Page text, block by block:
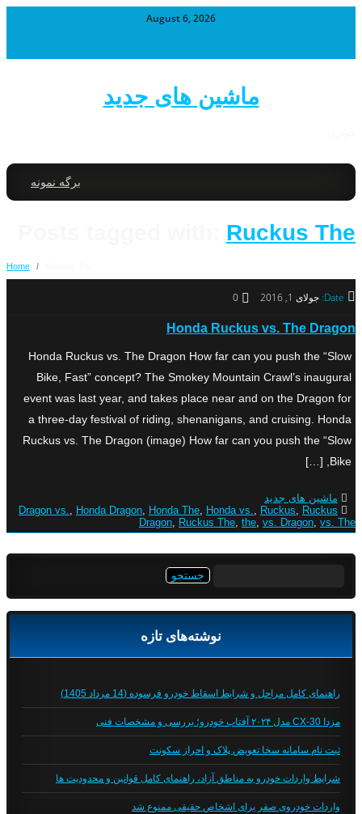
August 6, 2026
ماشین های جدید
برگه نمونه
Ruckus The
Home /
Date: جولای 1, 2016 0
Honda Ruckus vs. The Dragon
Honda Ruckus vs. The Dragon How far can you push the “Slow
Bike, Fast” concept? The Smokey Mountain Crawl’s inaugural
event was last year, and takes place near and on the Dragon for
a three-day festival of riding, shenanigans, and cruising. Honda
Ruckus vs. The Dragon (image) How far can you push the “Slow
Bike, […]
ماشین های جدید
Dragon vs., Honda Dragon, Honda The, Honda vs., Ruckus, Ruckus
Dragon, Ruckus The, the, vs. Dragon, vs. The
نوشته‌های تازه
راهنمای کامل مراحل و شرایط اسقاط خودرو فرسوده (14 مرداد 1405)
مزدا CX-30 مدل ۲۰۲۴ آفتاب خودرو؛ بررسی و مشخصات فنی
ثبت نام سامانه سخا تعویض پلاک و احراز سکونت
شرایط واردات خودرو به مناطق آزاد، راهنمای کامل قوانین و محدودیت ها
واردات خودروی صفر برای اشخاص حقیقی ممنوع شد